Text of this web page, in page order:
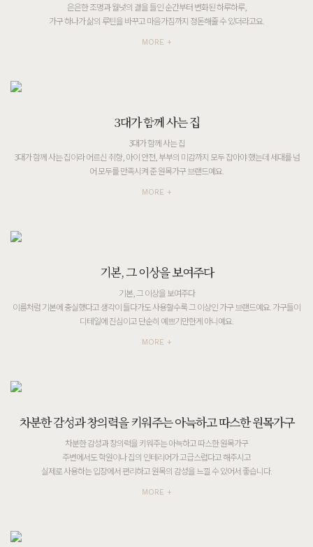
은은한 조명과 월넛의 결을 들인 순간부터 변화된 하루하루,
가구 하나가 삶의 루틴을 바꾸고 마음가짐까지 정돈해줄 수 있더라고요.
MORE +
3대가 함께 사는 집
3대가 함께 사는 집
3대가 함께 사는 집이라 어르신 취향, 아이 안전, 부부의 미감까지 모두 잡아야 했는데 세대를 넘
어 모두를 만족시켜 준 원목가구 브랜드예요.
MORE +
기본, 그 이상을 보여주다
기본, 그 이상을 보여주다
이름처럼 기본에 충실했다고 생각이 들다가도 사용할수록 그 이상인 가구 브랜드예요. 가구들이
디테일에 진심이고 단순히 예쁘기만한게 아니예요.
MORE +
차분한 감성과 창의력을 키워주는 아늑하고 따스한 원목가구
차분한 감성과 창의력을 키워주는 아늑하고 따스한 원목가구
주변에서도 학원이나 집의 인테리어가 고급스럽다고 해주시고
실제로 사용하는 입장에서 편리하고 원목의 감성을 느낄 수 있어서 좋습니다.
MORE +